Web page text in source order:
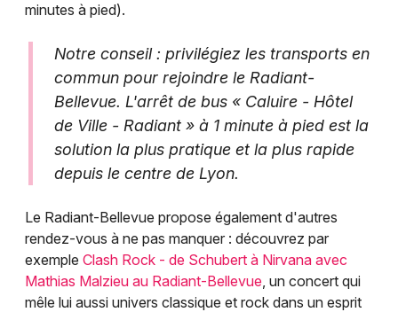
minutes à pied).
Notre conseil : privilégiez les transports en
commun pour rejoindre le Radiant-
Bellevue. L'arrêt de bus « Caluire - Hôtel
de Ville - Radiant » à 1 minute à pied est la
solution la plus pratique et la plus rapide
depuis le centre de Lyon.
Le Radiant-Bellevue propose également d'autres
rendez-vous à ne pas manquer : découvrez par
exemple Clash Rock - de Schubert à Nirvana avec
Mathias Malzieu au Radiant-Bellevue, un concert qui
mêle lui aussi univers classique et rock dans un esprit